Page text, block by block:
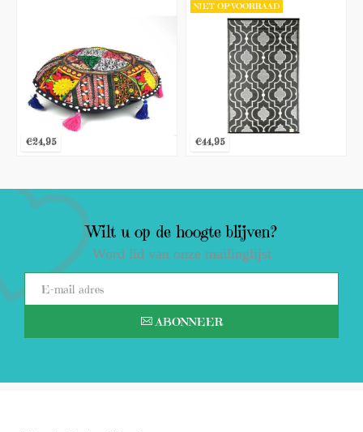
€24,95
NIET OP VOORRAAD
€44,95
Wilt u op de hoogte blijven?
Word lid van onze mailinglijst
ABONNEER